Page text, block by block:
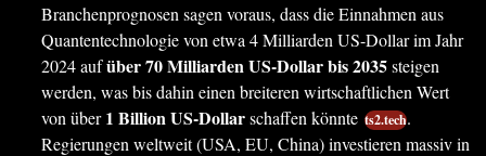
Branchenprognosen sagen voraus, dass die Einnahmen aus
Quantentechnologie von etwa 4 Milliarden US-Dollar im Jahr
2024 aufüber 70 Milliarden US-Dollar bis 2035steigen
werden, was bis dahin einen breiteren wirtschaftlichen Wert
von über1 Billion US-Dollarschaffen könnte ts2.tech.
Regierungen weltweit (USA, EU, China) investieren massiv in